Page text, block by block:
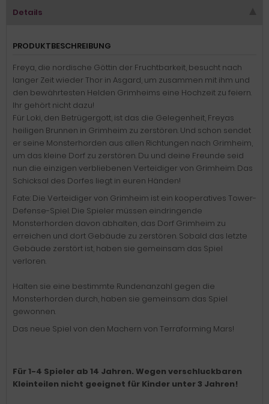
Details
PRODUKTBESCHREIBUNG
Freya, die nordische Göttin der Fruchtbarkeit, besucht nach
langer Zeit wieder Thor in Asgard, um zusammen mit ihm und
den bewährtesten Helden Grimheims eine Hochzeit zu feiern.
Ihr gehört nicht dazu!
Für Loki, den Betrügergott, ist das die Gelegenheit, Freyas
heiligen Brunnen in Grimheim zu zerstören. Und schon sendet
er seine Monsterhorden aus allen Richtungen nach Grimheim,
um das kleine Dorf zu zerstören. Du und deine Freunde seid
nun die einzigen verbliebenen Verteidiger von Grimheim. Das
Schicksal des Dorfes liegt in euren Händen!
Fate: Die Verteidiger von Grimheim ist ein kooperatives Tower-
Defense-Spiel. Die Spieler müssen eindringende
Monsterhorden davon abhalten, das Dorf Grimheim zu
erreichen und dort Gebäude zu zerstören. Sobald das letzte
Gebäude zerstört ist, haben sie gemeinsam das Spiel
verloren.
Halten sie eine bestimmte Rundenanzahl gegen die
Monsterhorden durch, haben sie gemeinsam das Spiel
gewonnen.
Das neue Spiel von den Machern von Terraforming Mars!
Für 1-4 Spieler ab 14 Jahren. Wegen verschluckbaren
Kleinteilen nicht geeignet für Kinder unter 3 Jahren!